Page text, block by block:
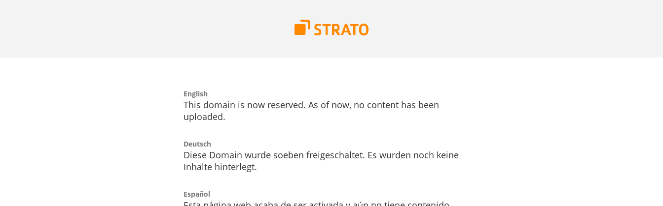
English
This domain is now reserved. As of now, no content has been
uploaded.
Deutsch
Diese Domain wurde soeben freigeschaltet. Es wurden noch keine
Inhalte hinterlegt.
Español